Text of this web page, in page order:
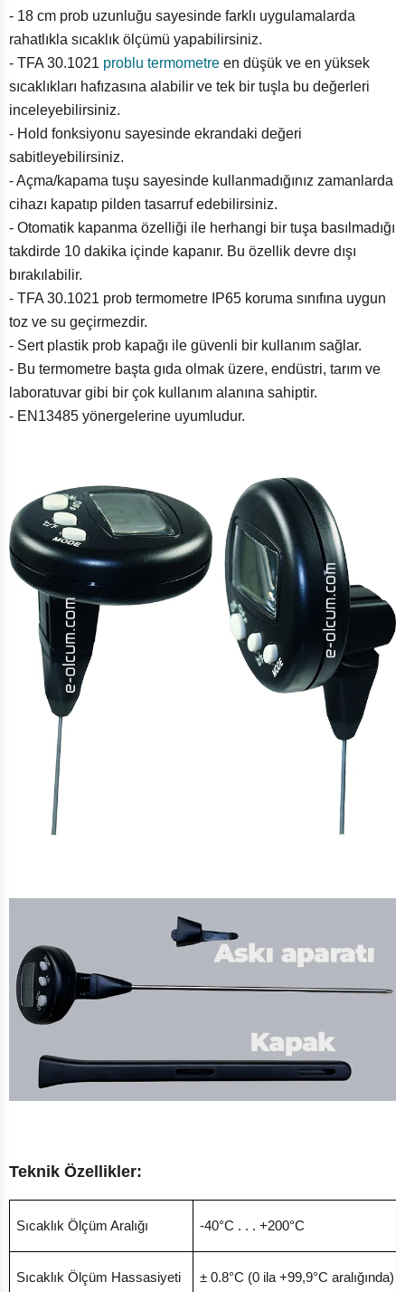
- 18 cm prob uzunluğu sayesinde farklı uygulamalarda
rahatlıkla sıcaklık ölçümü yapabilirsiniz.
- TFA 30.1021 problu termometre en düşük ve en yüksek
sıcaklıkları hafızasına alabilir ve tek bir tuşla bu değerleri
inceleyebilirsiniz.
- Hold fonksiyonu sayesinde ekrandaki değeri
sabitleyebilirsiniz.
- Açma/kapama tuşu sayesinde kullanmadığınız zamanlarda
cihazı kapatıp pilden tasarruf edebilirsiniz.
- Otomatik kapanma özelliği ile herhangi bir tuşa basılmadığı
takdirde 10 dakika içinde kapanır. Bu özellik devre dışı
bırakılabilir.
- TFA 30.1021 prob termometre IP65 koruma sınıfına uygun
toz ve su geçirmezdir.
- Sert plastik prob kapağı ile güvenli bir kullanım sağlar.
- Bu termometre başta gıda olmak üzere, endüstri, tarım ve
laboratuvar gibi bir çok kullanım alanına sahiptir.
- EN13485 yönergelerine uyumludur.
Teknik Özellikler:
Sıcaklık Ölçüm Aralığı -40°C . . . +200°C
Sıcaklık Ölçüm Hassasiyeti ± 0.8°C (0 ila +99,9°C aralığında)